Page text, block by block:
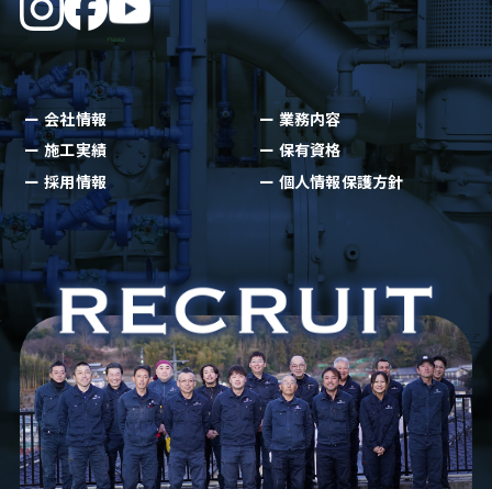
会社情報
業務内容
施工実績
保有資格
採用情報
個人情報保護方針